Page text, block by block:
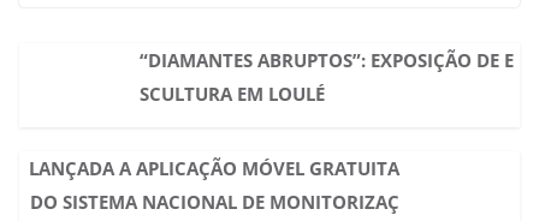
“DIAMANTES ABRUPTOS”: EXPOSIÇÃO DE E
SCULTURA EM LOULÉ
LANÇADA A APLICAÇÃO MÓVEL GRATUITA
DO SISTEMA NACIONAL DE MONITORIZAÇ